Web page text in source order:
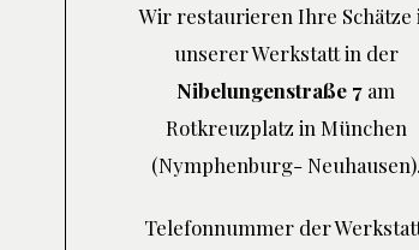
Wir restaurieren Ihre Schätze
unserer Werkstatt in der
Nibelungenstraße 7 am
Rotkreuzplatz in München
(Nymphenburg- Neuhausen).
Telefonnummer der